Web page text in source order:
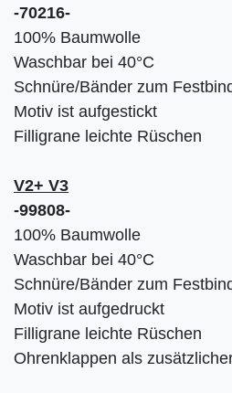
-70216-
100% Baumwolle
Waschbar bei 40°C
Schnüre/Bänder zum
Motiv ist aufgestickt
Filligrane leichte Rüschen
V2+ V3
-99808-
100% Baumwolle
Waschbar bei 40°C
Schnüre/Bänder zum
Motiv ist aufgedruckt
Filligrane leichte Rüschen
Ohrenklappen als